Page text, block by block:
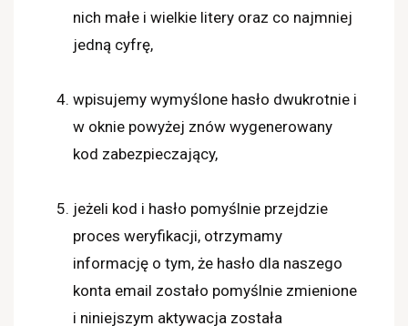
nich małe i wielkie litery oraz co najmniej
jedną cyfrę,
wpisujemy wymyślone hasło dwukrotnie i
w oknie powyżej znów wygenerowany
kod zabezpieczający,
jeżeli kod i hasło pomyślnie przejdzie
proces weryfikacji, otrzymamy
informację o tym, że hasło dla naszego
konta email zostało pomyślnie zmienione
i niniejszym aktywacja została